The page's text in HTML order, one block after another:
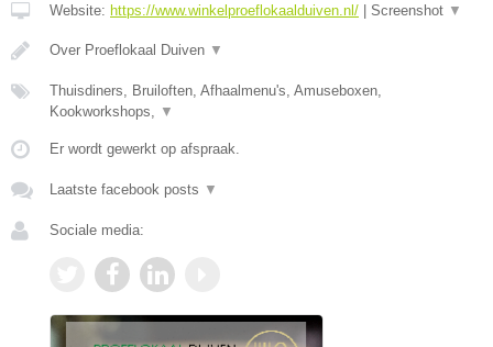
Website: https://www.winkelproeflokaalduiven.nl/ Screenshot ▼
Over Proeflokaal Duiven ▼
Thuisdiners, Bruiloften, Afhaalmenu's, Amuseboxen,
Kookworkshops,
▼
Er wordt gewerkt op afspraak.
Laatste facebook posts ▼
Sociale media: